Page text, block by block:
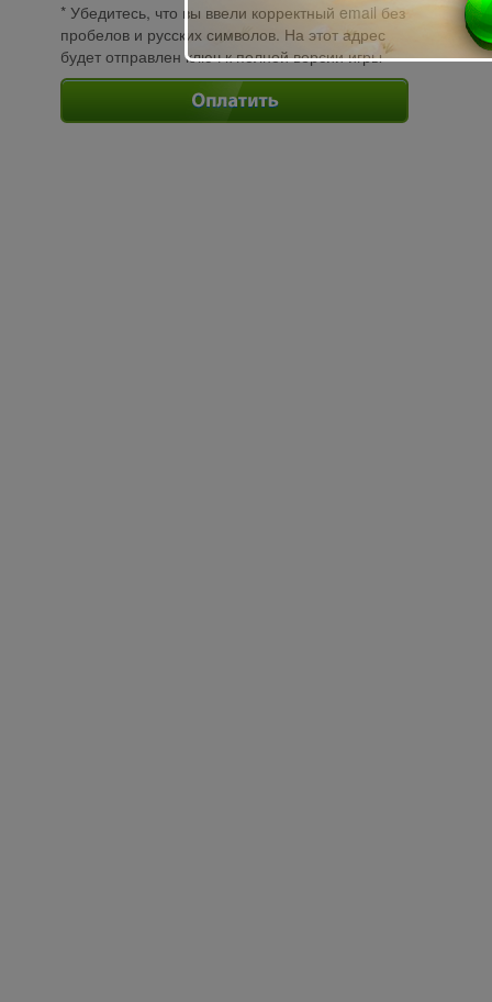
* Убедитесь, что вы ввели корректный email без
пробелов и русских символов. На этот адрес
будет отправлен ключ к полной версии игры